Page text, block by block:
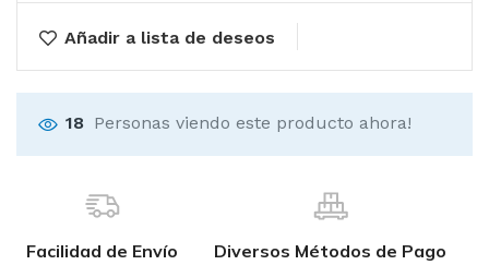
Añadir a lista de deseos
18 Personas viendo este producto ahora!
Facilidad de Envío Diversos Métodos de Pago